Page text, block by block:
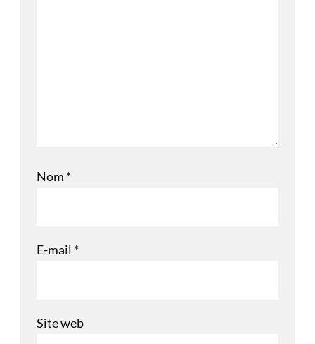
Nom *
E-mail *
Site web